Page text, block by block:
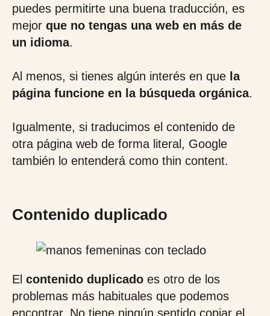
puedes permitirte una buena traducción, es
mejor que no tengas una web en más de
un idioma.
Al menos, si tienes algún interés en que la
página funcione en la búsqueda orgánica.
Igualmente, si traducimos el contenido de
otra página web de forma literal, Google
también lo entenderá como thin content.
Contenido duplicado
El contenido duplicado es otro de los
problemas más habituales que podemos
encontrar. No tiene ningún sentido copiar el